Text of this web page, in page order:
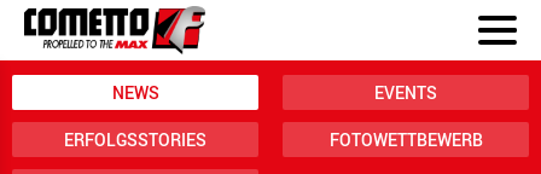
NEWS EVENTS
ERFOLGSSTORIES FOTOWETTBEWERB